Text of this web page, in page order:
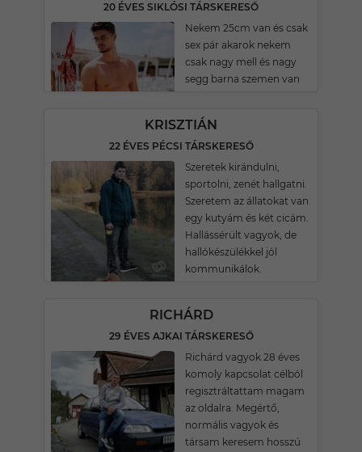
20 ÉVES SIKLÓSI TÁRSKERESŐ
Nekem 25cm van és csak
sex pár akarok nekem
csak nagy mell és nagy
segg barna szemen van
KRISZTIÁN
22 ÉVES PÉCSI TÁRSKERESŐ
Szeretek kirándulni,
sportolni, zenét hallgatni.
Szeretem az állatokat van
egy kutyám és két cicám.
Hallássérült vagyok, de
hallókészülékkel jól
kommunikálok.
RICHÁRD
29 ÉVES AJKAI TÁRSKERESŐ
Richárd vagyok 28 éves
komoly kapcsolat célból
regisztráltattam magam
az oldalra. Megértő,
normális vagyok és
társam keresem hosszú